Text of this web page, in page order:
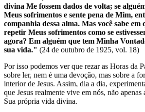
divina Me fossem dados de volta; se
Meus sofrimentos e sente pena de Mim,
companhia dessa alma. Mas você sabe em
repetir Meus sofrimentos como se
agora? Em alguém que tem Minha
sua vida." (24 de outubro de 1925, vol. 18)
Por isso podemos ver que rezar as Horas da
sobre ler, nem é uma devoção, mas sobre a
interior de Jesus. Assim, dia a dia,
que Jesus realmente vive em nós, não apenas
Sua própria vida divina.